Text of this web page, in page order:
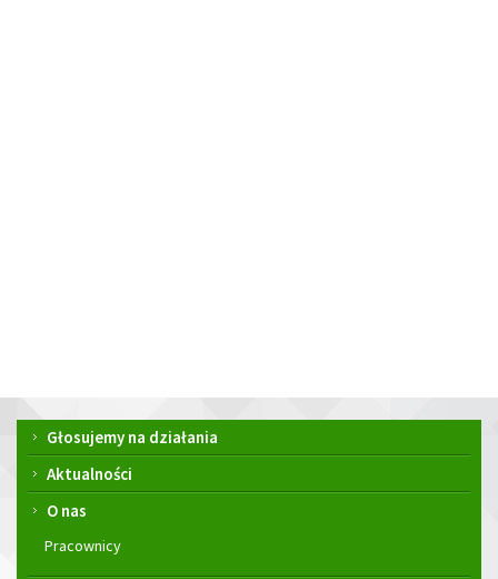
Menu
główne
Głosujemy na działania
Aktualności
O nas
Pracownicy